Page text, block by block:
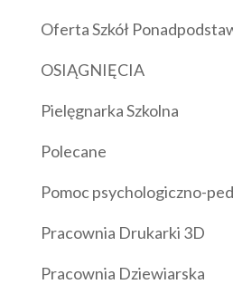
Oferta Szkół
OSIĄGNIĘCIA
Pielęgnarka Szkolna
Polecane
Pomoc psychologiczno-
Pracownia Drukarki 3D
Pracownia Dziewiarska